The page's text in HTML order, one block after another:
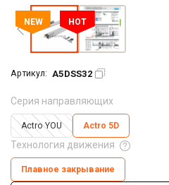
NEW HOT
Артикул: A5DSS32
Серия направляющих
Actro YOU Actro 5D
Технология движения
Плавное закрывание